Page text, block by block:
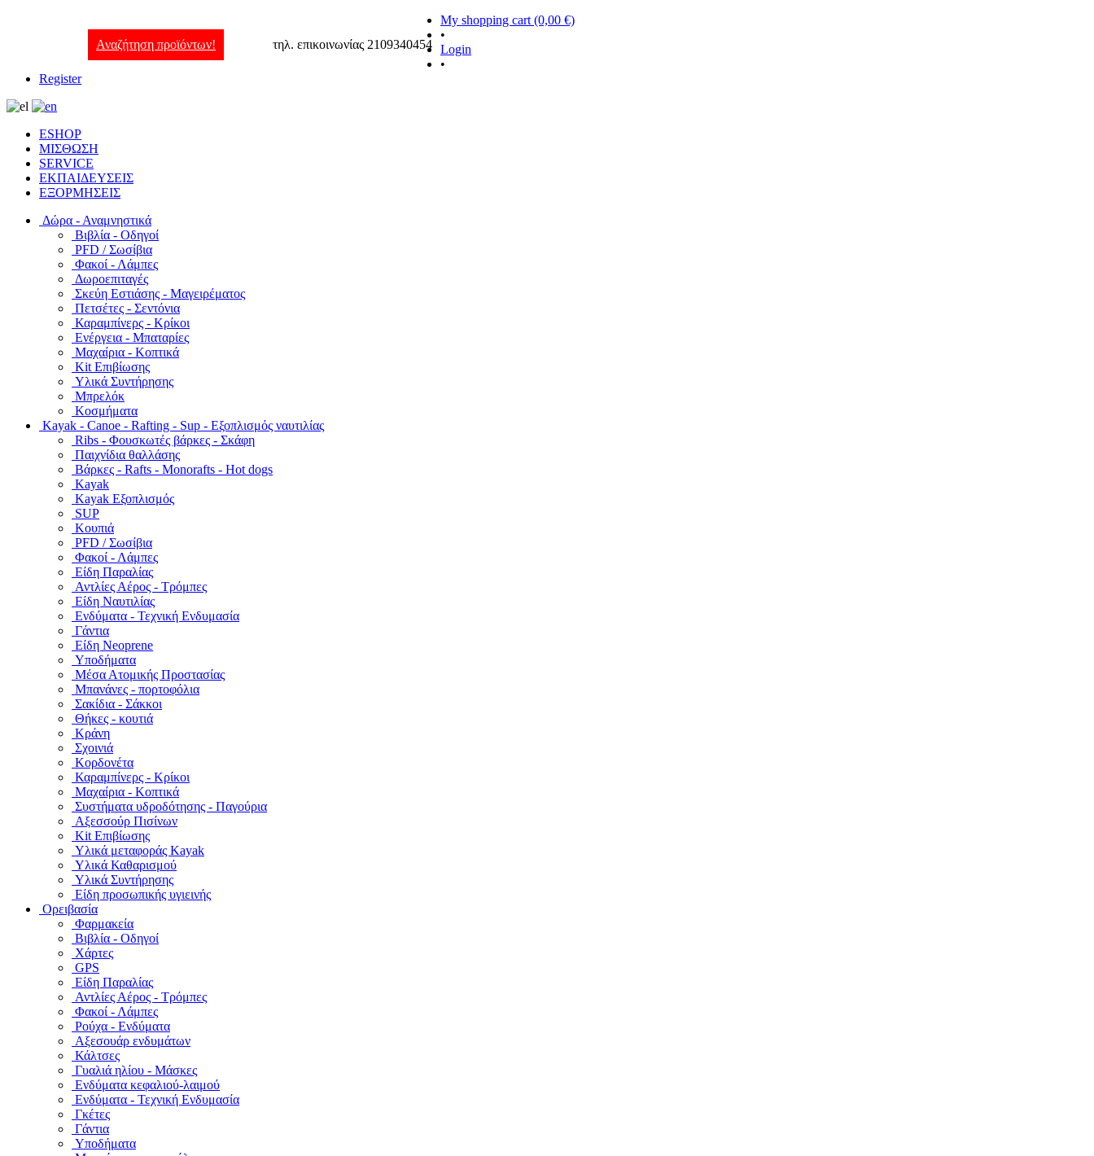
Αναζήτηση προϊόντων! τηλ. επικοινωνίας 2109340454
My shopping cart (0,00 €)
•
Login
•
Register
ESHOP
ΜΙΣΘΩΣΗ
SERVICE
ΕΚΠΑΙΔΕΥΣΕΙΣ
ΕΞΟΡΜΗΣΕΙΣ
Δώρα - Αναμνηστικά
Βιβλία - Οδηγοί
PFD / Σωσίβια
Φακοί - Λάμπες
Δωροεπιταγές
Σκεύη Εστιάσης - Μαγειρέματος
Πετσέτες - Σεντόνια
Καραμπίνερς - Κρίκοι
Ενέργεια - Μπαταρίες
Μαχαίρια - Κοπτικά
Kit Επιβίωσης
Υλικά Συντήρησης
Μπρελόκ
Κοσμήματα
Kayak - Canoe - Rafting - Sup - Εξοπλισμός ναυτιλίας
Ribs - Φουσκωτές βάρκες - Σκάφη
Παιχνίδια θαλλάσης
Βάρκες - Rafts - Monorafts - Hot dogs
Kayak
Kayak Εξοπλισμός
SUP
Κουπιά
PFD / Σωσίβια
Φακοί - Λάμπες
Είδη Παραλίας
Αντλίες Αέρος - Τρόμπες
Είδη Ναυτιλίας
Ενδύματα - Τεχνική Ενδυμασία
Γάντια
Είδη Neoprene
Υποδήματα
Μέσα Ατομικής Προστασίας
Μπανάνες - πορτοφόλια
Σακίδια - Σάκκοι
Θήκες - κουτιά
Κράνη
Σχοινιά
Κορδονέτα
Καραμπίνερς - Κρίκοι
Μαχαίρια - Κοπτικά
Συστήματα υδροδότησης - Παγούρια
Αξεσσούρ Πισίνων
Kit Επιβίωσης
Υλικά μεταφοράς Kayak
Υλικά Καθαρισμού
Υλικά Συντήρησης
Είδη προσωπικής υγιεινής
Ορειβασία
Φαρμακεία
Βιβλία - Οδηγοί
Χάρτες
GPS
Είδη Παραλίας
Αντλίες Αέρος - Τρόμπες
Φακοί - Λάμπες
Ρούχα - Ενδύματα
Αξεσουάρ ενδυμάτων
Κάλτσες
Γυαλιά ηλίου - Μάσκες
Ενδύματα κεφαλιού-λαιμού
Ενδύματα - Τεχνική Ενδυμασία
Γκέτες
Γάντια
Υποδήματα